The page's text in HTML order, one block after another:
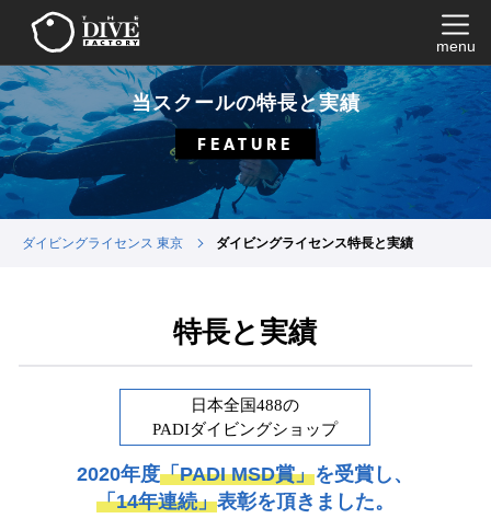
menu
当スクールの特長と実績
FEATURE
ダイビングライセンス 東京 ダイビングライセンス特長と実績
特長と実績
日本全国488の
PADIダイビングショップ
2020年度「PADI MSD賞」を受賞し、
「14年連続」表彰を頂きました。